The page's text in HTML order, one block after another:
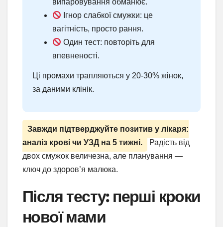
випаровування обманює.
Ігнор слабкої смужки: це
вагітність, просто рання.
Один тест: повторіть для
впевненості.
Ці промахи трапляються у 20-30% жінок,
за даними клінік.
Завжди підтверджуйте позитив у лікаря:
аналіз крові чи УЗД на 5 тижні.
Радість від
двох смужок величезна, але планування —
ключ до здоров’я малюка.
Після тесту: перші кроки
нової мами